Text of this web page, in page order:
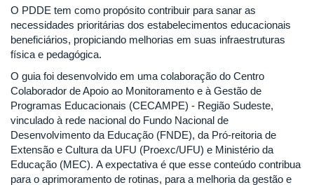
O PDDE tem como propósito contribuir para sanar as
necessidades prioritárias dos estabelecimentos educacionais
beneficiários, propiciando melhorias em suas infraestruturas
física e pedagógica.
O guia foi desenvolvido em uma colaboração do Centro
Colaborador de Apoio ao Monitoramento e à Gestão de
Programas Educacionais (CECAMPE) - Região Sudeste,
vinculado à rede nacional do Fundo Nacional de
Desenvolvimento da Educação (FNDE), da Pró-reitoria de
Extensão e Cultura da UFU (Proexc/UFU) e Ministério da
Educação (MEC). A expectativa é que esse conteúdo contribua
para o aprimoramento de rotinas, para a melhoria da gestão e